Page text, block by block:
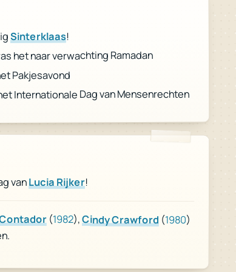
Sinterklaas!
het naar verwachting Ramadan
Pakjesavond
Internationale Dag van Mensenrechten
vanLucia Rijker!
(1982),Cindy Crawford(1980)